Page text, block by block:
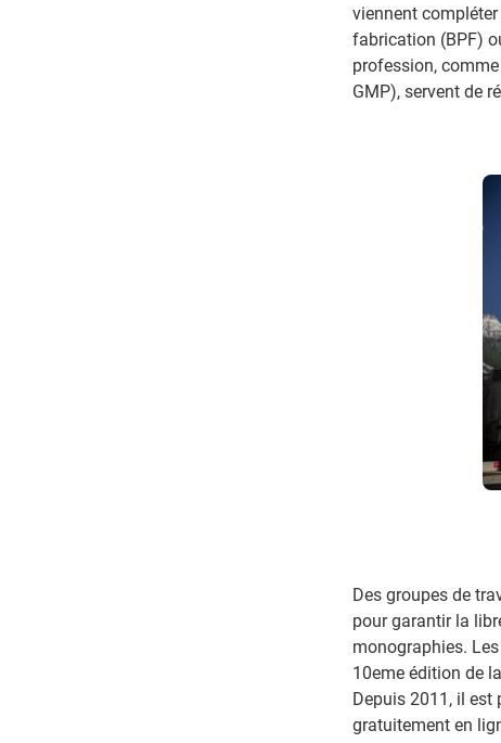
viennent
fabrication (BPF)
profession,
GMP), servent de
Des groupes de
pour garantir la
monographies.
10eme édition de
Depuis 2011, il est
gratuitement en